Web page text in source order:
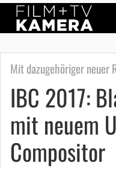
Mit dazugehöriger neuer
IBC 2017:
mit neuem
Compositor